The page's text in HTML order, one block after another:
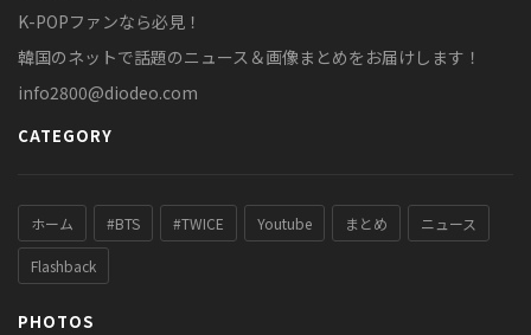
K-POPファンなら必見！
韓国のネットで話題のニュース＆画像まとめをお届けします！
info2800@diodeo.com
CATEGORY
ホーム #BTS #TWICE Youtube まとめ ニュース
Flashback
PHOTOS